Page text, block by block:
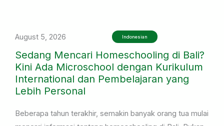
August 5, 2026 Indonesian
Sedang Mencari Homeschooling di Bali?
Kini Ada Microschool dengan Kurikulum
International dan Pembelajaran yang
Lebih Personal
Beberapa tahun terakhir, semakin banyak orang tua mulai